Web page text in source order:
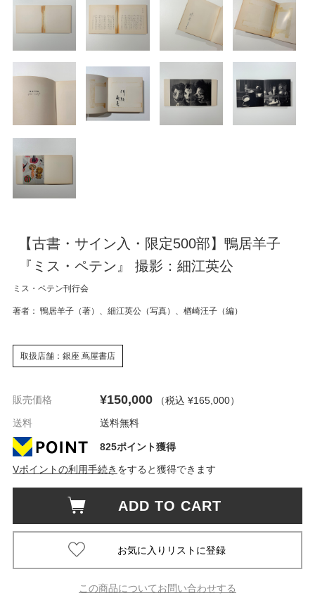
【古書・サイン入・限定500部】鴨居羊子
『ミス・ペテン』 撮影：細江英公
ミス・ペテン刊行会
著者： 鴨居羊子（著）、細江英公（写真）、楢崎汪子（編）
取扱店舗：銀座 蔦屋書店
販売価格 ¥150,000 （税込 ¥165,000）
送料
送料無料
825ポイント獲得
Vポイントの利用手続き をすると獲得できます
ADD TO CART
この商品についてお問い合わせする